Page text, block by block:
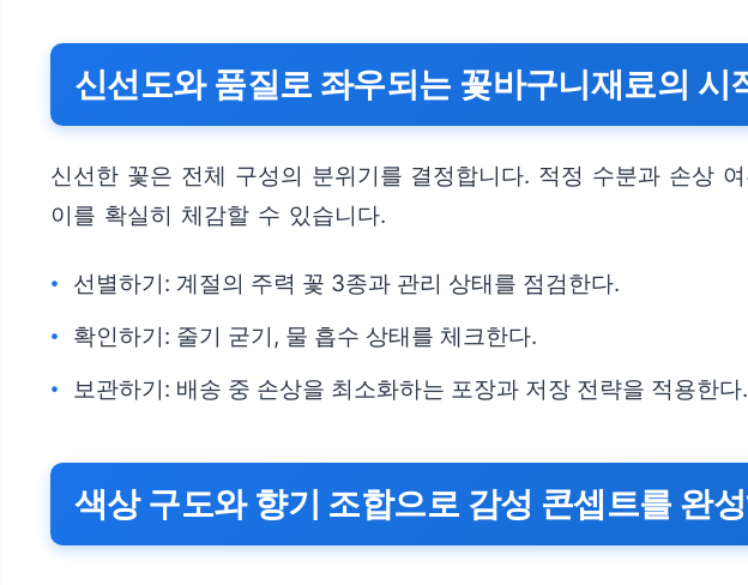
신선도와 품질로 좌우되는 꽃바구니재료의 시
신선한 꽃은 전체 구성의 분위기를 결정합니다. 적정 수분과 손상
이를 확실히 체감할 수 있습니다.
선별하기: 계절의 주력 꽃 3종과 관리 상태를 점검한다.
확인하기: 줄기 굳기, 물 흡수 상태를 체크한다.
보관하기: 배송 중 손상을 최소화하는 포장과 저장 전략을 적용한다.
색상 구도와 향기 조합으로 감성 콘셉트를 완